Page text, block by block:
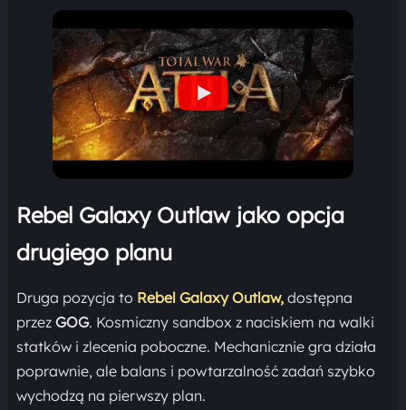
Rebel Galaxy Outlaw jako opcja
drugiego planu
Druga pozycja to Rebel Galaxy Outlaw,dostępna
przez GOG. Kosmiczny sandbox z naciskiem na walki
statków i zlecenia poboczne. Mechanicznie gra działa
poprawnie, ale balans i powtarzalność zadań szybko
wychodzą na pierwszy plan.